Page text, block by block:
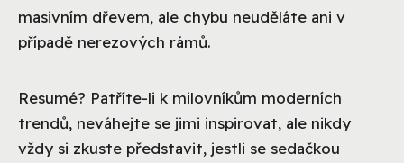
masivním dřevem, ale chybu neuděláte ani v
případě nerezových rámů.
Resumé? Patříte-li k milovníkům moderních
trendů, neváhejte se jimi inspirovat, ale nikdy
vždy si zkuste představit, jestli se sedačkou